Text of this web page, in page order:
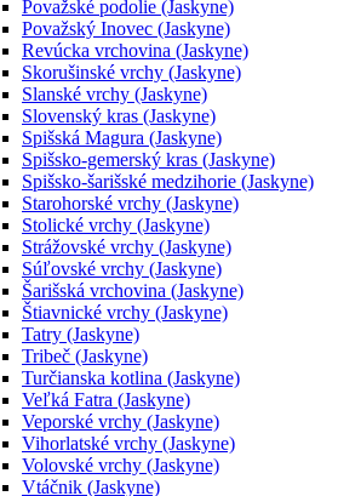
Považské podolie (Jaskyne)
Považský Inovec (Jaskyne)
Revúcka vrchovina (Jaskyne)
Skorušinské vrchy (Jaskyne)
Slanské vrchy (Jaskyne)
Slovenský kras (Jaskyne)
Spišská Magura (Jaskyne)
Spišsko-gemerský kras (Jaskyne)
Spišsko-šarišské medzihorie (Jaskyne)
Starohorské vrchy (Jaskyne)
Stolické vrchy (Jaskyne)
Strážovské vrchy (Jaskyne)
Súľovské vrchy (Jaskyne)
Šarišská vrchovina (Jaskyne)
Štiavnické vrchy (Jaskyne)
Tatry (Jaskyne)
Tribeč (Jaskyne)
Turčianska kotlina (Jaskyne)
Veľká Fatra (Jaskyne)
Veporské vrchy (Jaskyne)
Vihorlatské vrchy (Jaskyne)
Volovské vrchy (Jaskyne)
Vtáčnik (Jaskyne)